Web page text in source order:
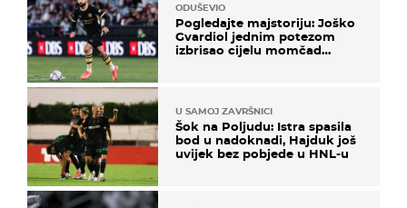
ODUŠEVIO
Pogledajte majstoriju: Joško
Gvardiol jednim potezom
izbrisao cijelu momčad
U SAMOJ ZAVRŠNICI
Šok na Poljudu: Istra spasila
bod u nadoknadi, Hajduk još
uvijek bez pobjede u HNL-u